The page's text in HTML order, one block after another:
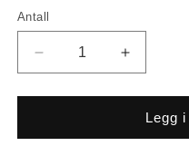
pris
Antall
antallet
for
HYALURONIC
Øk
antallet
for
Legg